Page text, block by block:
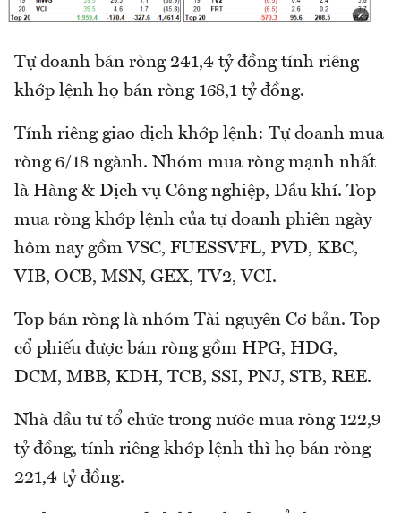
Tự doanh bán ròng 241,4 tỷ đồng tính riêng
khớp lệnh họ bán ròng 168,1 tỷ đồng.
Tính riêng giao dịch khớp lệnh: Tự doanh mua
ròng 6/18 ngành. Nhóm mua ròng mạnh nhất
là Hàng & Dịch vụ Công nghiệp, Dầu khí. Top
mua ròng khớp lệnh của tự doanh phiên ngày
hôm nay gồm VSC, FUESSVFL, PVD, KBC,
VIB, OCB, MSN, GEX, TV2, VCI.
Top bán ròng là nhóm Tài nguyên Cơ bản. Top
cổ phiếu được bán ròng gồm HPG, HDG,
DCM, MBB, KDH, TCB, SSI, PNJ, STB, REE.
Nhà đầu tư tổ chức trong nước mua ròng 122,9
tỷ đồng, tính riêng khớp lệnh thì họ bán ròng
221,4 tỷ đồng.